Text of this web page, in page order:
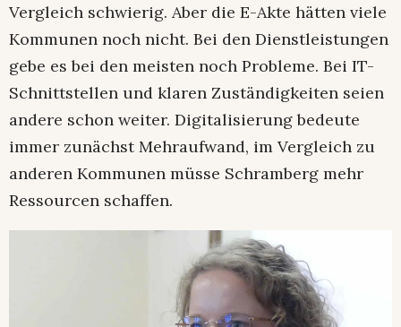
Vergleich schwierig. Aber die E-Akte hätten viele
Kommunen noch nicht. Bei den Dienstleistungen
gebe es bei den meisten noch Probleme. Bei IT-
Schnittstellen und klaren Zuständigkeiten seien
andere schon weiter. Digitalisierung bedeute
immer zunächst Mehraufwand, im Vergleich zu
anderen Kommunen müsse Schramberg mehr
Ressourcen schaffen.